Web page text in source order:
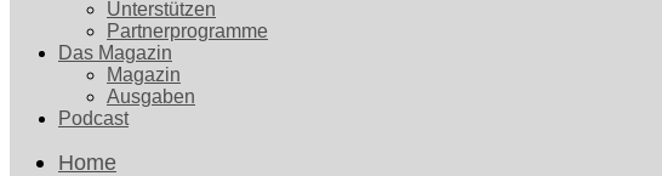
Unterstützen
Partnerprogramme
Das Magazin
Magazin
Ausgaben
Podcast
Home